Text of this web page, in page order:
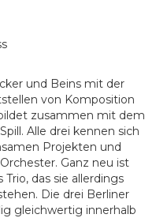
und Beins mit der
von Komposition
zusammen mit dem
Alle drei kennen sich
Projekten und
Ganz neu ist
das sie allerdings
Die drei Berliner
gleichwertig innerhalb